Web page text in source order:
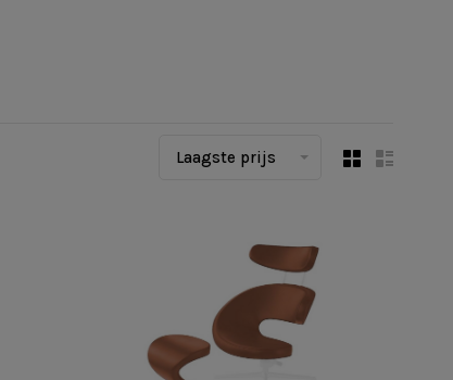
Laagste prijs